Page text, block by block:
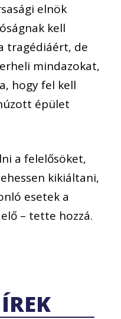
elnök
kell
tragédiáért, de
mindazokat,
hogy fel kell
épület
a felelősöket,
kikiáltani,
esetek a
– tette hozzá.